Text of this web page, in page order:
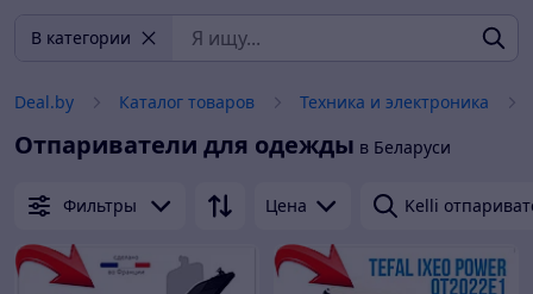
В категории
Deal.by Каталог товаров Техника и электроника
Отпариватели для одежды в Беларуси
Фильтры Цена Kelli